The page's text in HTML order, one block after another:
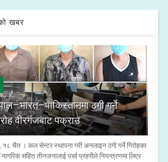
खबर
ठगी गर्ने
वीरगंजबाट पक्राउ
१८ चैत । कल सेन्टर स्थापना गरी अनलाइन ठगी गर्ने गिरोहका
नागरिक सहित तीनजनालाई पर्सा प्रहरीले नियन्त्रणमा लिएर